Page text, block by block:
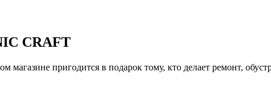
CRAFT
магазине пригодится в подарок тому, кто делает ремонт,